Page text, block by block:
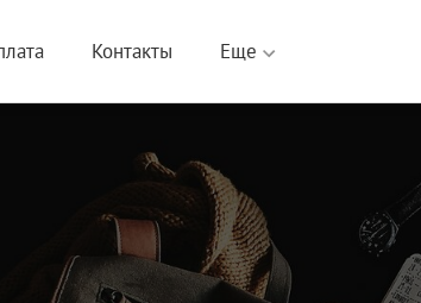
Контакты Еще